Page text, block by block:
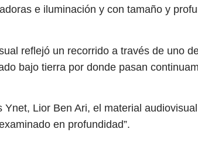
e iluminación y con tamaño y
reflejó un recorrido a través de uno
bajo tierra por donde pasan
Lior Ben Ari, el material
en profundidad”.